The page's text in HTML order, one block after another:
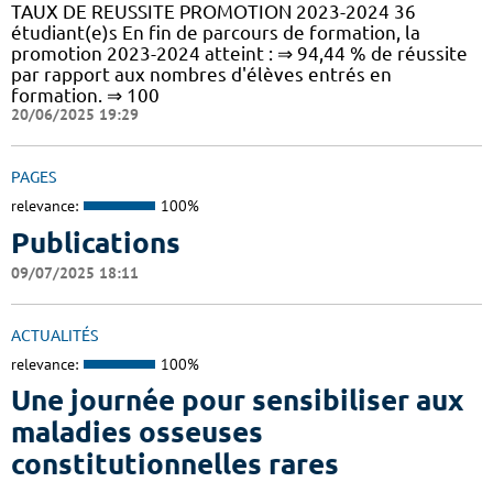
TAUX DE REUSSITE PROMOTION 2023-2024 36
étudiant(e)s En fin de parcours de formation, la
promotion 2023-2024 atteint : ⇒ 94,44 % de réussite
par rapport aux nombres d'élèves entrés en
formation. ⇒ 100
20/06/2025 19:29
PAGES
relevance: 100%
Publications
09/07/2025 18:11
ACTUALITÉS
relevance: 100%
Une journée pour sensibiliser aux
maladies osseuses
constitutionnelles rares